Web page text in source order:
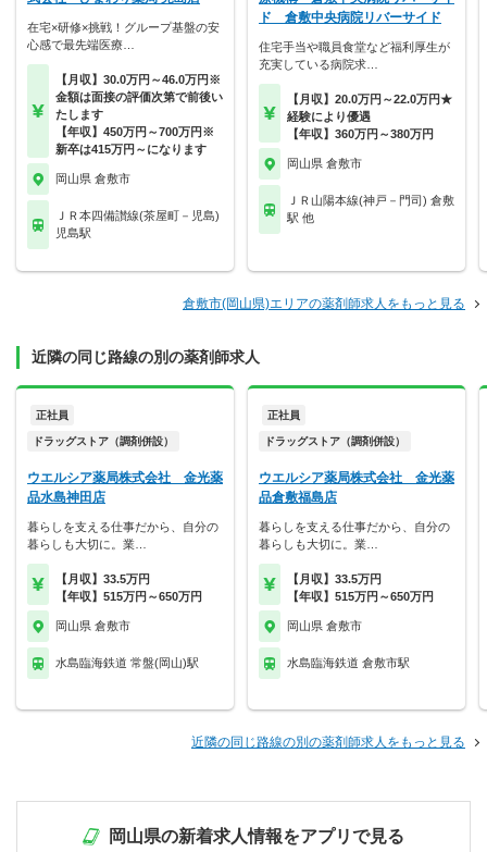
在宅×研修×挑戦！グループ基盤の安
心感で最先端医療…
【月収】30.0万円～46.0万円※
金額は面接の評価次第で前後い
たします
【年収】450万円～700万円※
新卒は415万円～になります
岡山県 倉敷市
ＪＲ本四備讃線(茶屋町－児島)
児島駅
ド 倉敷中央病院リバーサイド
住宅手当や職員食堂など福利厚生が
充実している病院求…
【月収】20.0万円～22.0万円★
経験により優遇
【年収】360万円～380万円
岡山県 倉敷市
ＪＲ山陽本線(神戸－門司) 倉敷
駅 他
倉敷市(岡山県)エリアの薬剤師求人をもっと見る
近隣の同じ路線の別の薬剤師求人
正社員
ドラッグストア（調剤併設）
ウエルシア薬局株式会社 金光薬
品水島神田店
暮らしを支える仕事だから、自分の
暮らしも大切に。業…
【月収】33.5万円
【年収】515万円～650万円
岡山県 倉敷市
水島臨海鉄道 常盤(岡山)駅
正社員
ドラッグストア（調剤併設）
ウエルシア薬局株式会社 金光薬
品倉敷福島店
暮らしを支える仕事だから、自分の
暮らしも大切に。業…
【月収】33.5万円
【年収】515万円～650万円
岡山県 倉敷市
水島臨海鉄道 倉敷市駅
近隣の同じ路線の別の薬剤師求人をもっと見る
岡山県の新着求人情報をアプリで見る